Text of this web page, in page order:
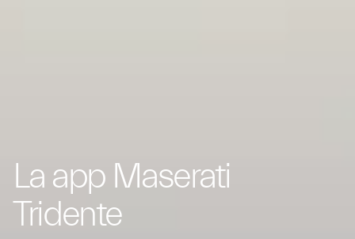
La app Maserati
Tridente